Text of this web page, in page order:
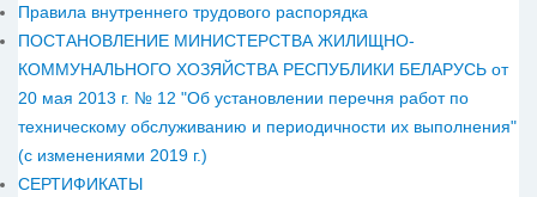
Правила внутреннего трудового распорядка
ПОСТАНОВЛЕНИЕ МИНИСТЕРСТВА ЖИЛИЩНО-
КОММУНАЛЬНОГО ХОЗЯЙСТВА РЕСПУБЛИКИ БЕЛАРУСЬ от
20 мая 2013 г. № 12 "Об установлении перечня работ по
техническому обслуживанию и периодичности их выполнения"
(с изменениями 2019 г.)
СЕРТИФИКАТЫ